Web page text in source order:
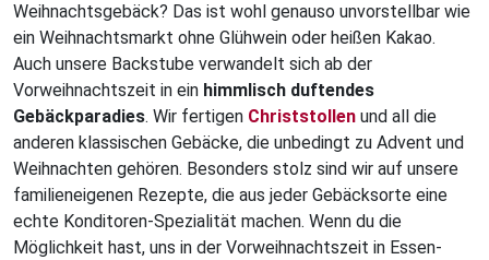
Weihnachtsgebäck? Das ist wohl genauso unvorstellbar wie
ein Weihnachtsmarkt ohne Glühwein oder heißen Kakao.
Auch unsere Backstube verwandelt sich ab der
Vorweihnachtszeit in ein himmlisch duftendes
Gebäckparadies. Wir fertigen Christstollen und all die
anderen klassischen Gebäcke, die unbedingt zu Advent und
Weihnachten gehören. Besonders stolz sind wir auf unsere
familieneigenen Rezepte, die aus jeder Gebäcksorte eine
echte Konditoren-Spezialität machen. Wenn du die
Möglichkeit hast, uns in der Vorweihnachtszeit in Essen-